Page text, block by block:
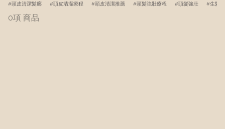
頭皮清潔髮廊 頭皮清潔療程 頭皮清潔推薦 頭髮強壯療程 頭髮強壯 生髮
0項 商品